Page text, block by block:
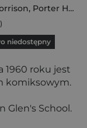
, Porter Howard
niedostępny
1960 roku jest
komiksowym.
Glen's School.